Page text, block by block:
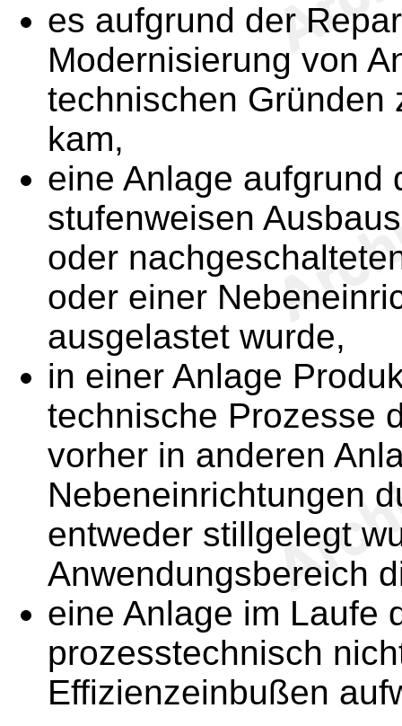
es aufgrund der
Modernisierung von
technischen Gründen
kam,
eine Anlage aufgrund
stufenweisen
oder
oder einer
ausgelastet wurde,
in einer Anlage
technische Prozesse
vorher in anderen
Nebeneinrichtungen
entweder stillgelegt
Anwendungsbereich
eine Anlage im Laufe
prozesstechnisch
Effizienzeinbußen